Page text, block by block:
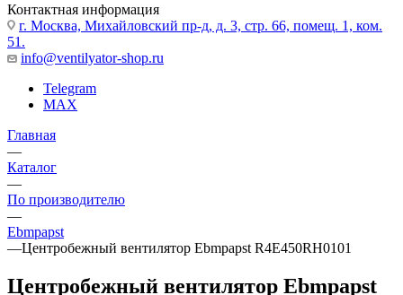
Контактная информация
г. Москва, Михайловский пр-д, д. 3, cтр. 66, помещ. 1, ком.
51.
info@ventilyator-shop.ru
Telegram
MAX
Главная
—
Каталог
—
По производителю
—
Ebmpapst
—Центробежный вентилятор Ebmpapst R4E450RH0101
Центробежный вентилятор Ebmpapst